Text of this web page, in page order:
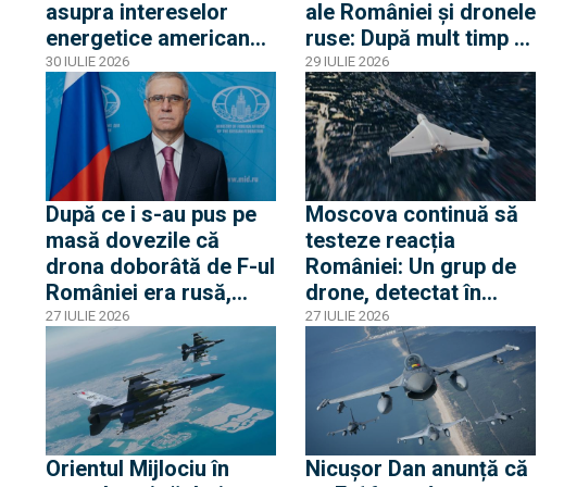
asupra intereselor
energetice americane
din Egipt activează
alerta la Casa Albă
30 IULIE 2026
ale României și dronele
ruse: După mult timp o
dronă RQ-4D și două
avioane RC-135 și
Artemis II au survolat
Marea Neagră
29 IULIE 2026
După ce i s-au pus pe
masă dovezile că
drona doborâtă de F-ul
României era rusă,
ambasadorul rus a
„avertizat” România de
pericolul unei
confruntări cu Rusia și
acuză o „înscenare
propagandistă”
27 IULIE 2026
Moscova continuă să
testeze reacția
României: Un grup de
drone, detectat în
proximitatea frontierei
fluviale cu Ucraina
27 IULIE 2026
Orientul Mijlociu în
Nicușor Dan anunță că